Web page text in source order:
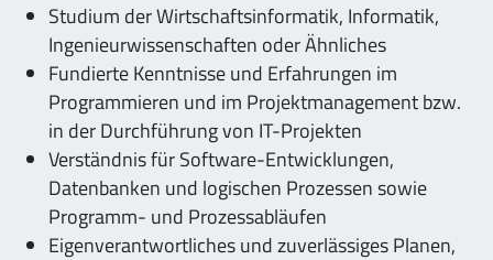
Studium der Wirtschaftsinformatik, Informatik,
Ingenieurwissenschaften oder Ähnliches
Fundierte Kenntnisse und Erfahrungen im
Programmieren und im Projektmanagement bzw.
in der Durchführung von IT-Projekten
Verständnis für Software-Entwicklungen,
Datenbanken und logischen Prozessen sowie
Programm- und Prozessabläufen
Eigenverantwortliches und zuverlässiges Planen,